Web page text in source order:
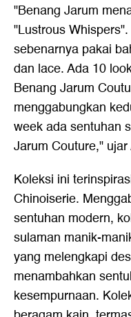
"Benang Jarum
"Lustrous
sebenarnya pakai
dan lace. Ada 10
Benang Jarum
menggabungkan
week ada sentuhan
Jarum Couture,"
Koleksi ini
Chinoiserie.
sentuhan modern,
sulaman manik-
yang melengkapi
menambahkan
kesempurnaan.